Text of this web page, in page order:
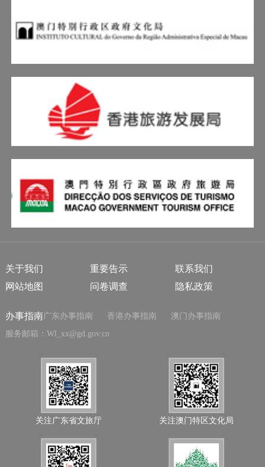
关于我们 重要告示
联系我们
网站地图
问卷调查 隐私政策
办事指南广东办事指南 香港办事指南
澳门办事指南
服务邮箱：Wl_xx@gd.gov.cn
关注广东省文旅厅 关注澳门特区文化局